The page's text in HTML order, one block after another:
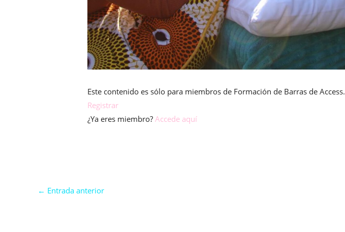
Este contenido es sólo para miembros de Formación de Barras de Access.
Registrar
¿Ya eres miembro?Accede aquí
← Entrada anterior